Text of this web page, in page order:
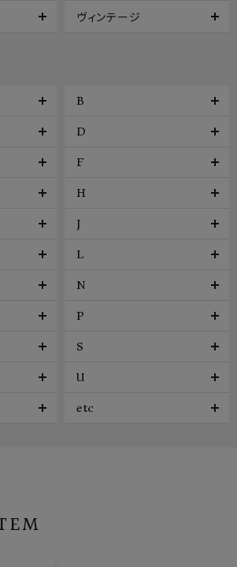
ヴィンテージ
B
D
F
H
J
L
N
P
S
U
etc